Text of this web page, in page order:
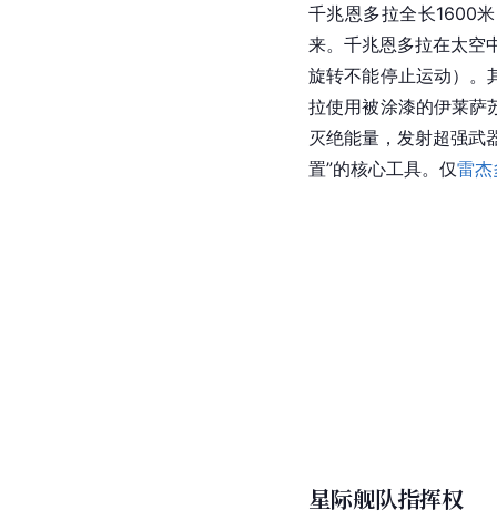
千兆恩多拉全长1600
来。千兆恩多拉在太空
旋转不能停止运动）。
拉使用被涂漆的伊莱萨
灭绝能量，发射超强武
置”的核心工具。仅雷杰
星际舰队指挥权